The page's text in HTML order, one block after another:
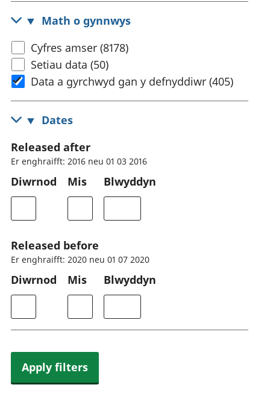
Math o gynnwys
Cyfres amser (8178)
Setiau data (50)
Data a gyrchwyd gan y defnyddiwr (405)
Dates
Released after
Er enghraifft: 2016 neu 01 03 2016
Diwrnod Mis Blwyddyn
Released before
Er enghraifft: 2020 neu 01 07 2020
Diwrnod Mis Blwyddyn
Apply filters